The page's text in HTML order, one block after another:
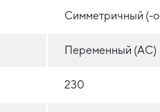
Симметричный (-
Переменный (AC)
230